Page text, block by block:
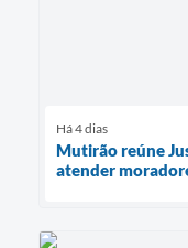
Há 4 dias
Mutirão reúne
atender